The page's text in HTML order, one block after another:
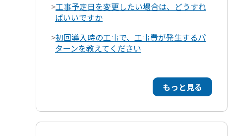
>工事予定日を変更したい場合は、どうすれ
ばいいですか
>初回導入時の工事で、工事費が発生するパ
ターンを教えてください
もっと見る